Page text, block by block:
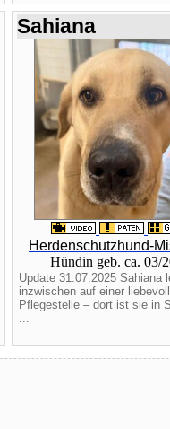
Sahiana
Herdenschutzhund-
Hündin geb. ca. 03/
Update 31.07.2025 Sahiana
inzwischen auf einer
Pflegestelle – dort ist sie in
...